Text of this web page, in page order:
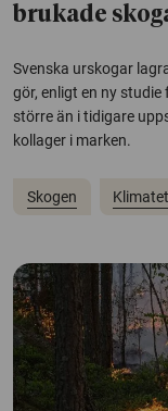
brukade
Svenska urskogar
gör, enligt en ny
större än i tidigare
kollager i marken.
Skogen Klimatet